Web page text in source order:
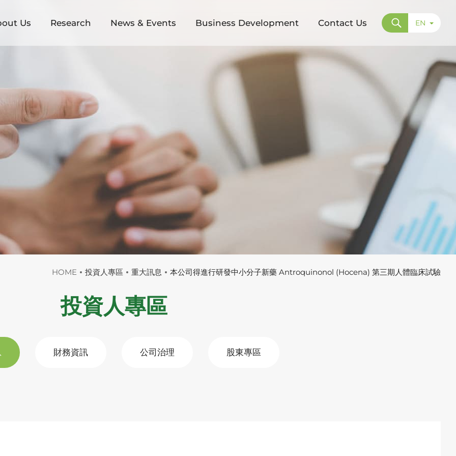
Us Research News & Events Business Development Contact Us EN
HOME 投資人專區 重大訊息 本公司得進行研發中小分子新藥 Antroquinonol (Hocena) 第三期人體臨床試驗
投資人專區
財務資訊 公司治理 股東專區